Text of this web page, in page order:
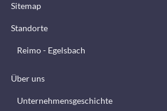
Sitemap
Standorte
Reimo - Egelsbach
Über uns
Unternehmensgeschichte